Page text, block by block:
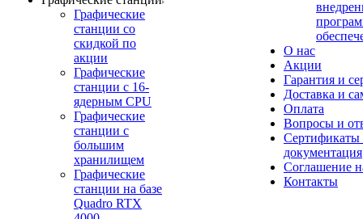
Графические
станции со
скидкой по
акции
Графические
станции с 16-
ядерным CPU
Графические
станции с
большим
хранилищем
Графические
станции на базе
Quadro RTX
О нас
Акции
Гарантия и
Доставка и
Оплата
Вопросы и
Сертификаты
документация
Соглашение
Контакты